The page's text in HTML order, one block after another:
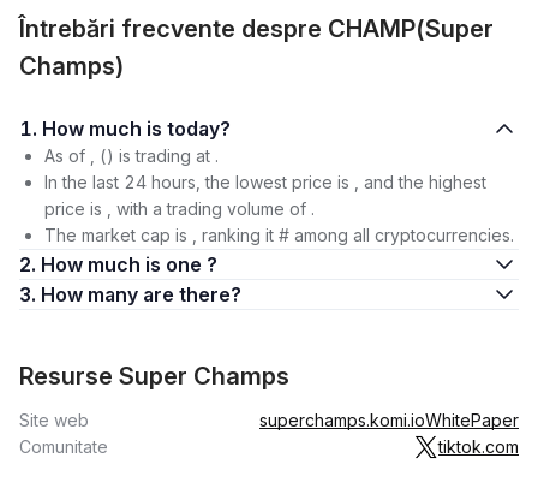
Întrebări frecvente despre CHAMP(Super
Champs)
1. How much is today?
As of , () is trading at .
In the last 24 hours, the lowest price is , and the highest
price is , with a trading volume of .
The market cap is , ranking it # among all cryptocurrencies.
2. How much is one ?
3. How many are there?
Resurse Super Champs
Site web superchamps.komi.ioWhitePaper
Comunitate
tiktok.com